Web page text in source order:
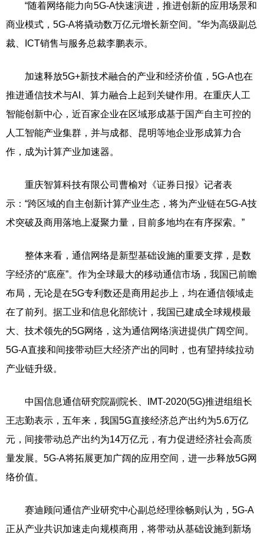
“随着网络能力向5G-A快速演进，推进创新的应用场景和
商业模式，5G-A将撬动数万亿元增长新空间。”华为高级副总
裁、ICT销售与服务总裁李鹏表示。
加速释放5G+新技术融合的产业和经济价值，5G-A也在
推进通信技术与AI、算力融合上起到关键作用。在重庆人工
智能创新中心，近百家企业在区域形成基于国产自主可控的
人工智能产业集群，并与成都、昆明等地企业形成算力合
作，成为计算产业加速器。
重庆智算科技有限公司曹榆对《证券日报》记者表
示：“跨区域的自主创新计算产业生态，将为产业链在5G-A技
术突破及商用落地上凝聚力量，目前多地均在有序探索。”
整体来看，通信网络是新型基础设施的重要支撑，是数
字经济的“底座”。作为全球最大的移动通信市场，我国已前瞻
布局，无论是在5G专利数还是商用起步上，均在通信领域走
在了前列。据工业和信息化部统计，我国已建成全球规模最
大、技术领先的5G网络，这为通信网络演进提供广阔空间。
5G-A直接和间接带动巨大经济产出的同时，也有望持续拉动
产业链升级。
中国信息通信研究院副院长、IMT-2020(5G)推进组组长
王志勤表示，五年来，我国5G直接经济总产出约为5.6万亿
元，间接带动总产出约为14万亿元，有力促进经济社会高质
量发展。5G-A将拓展更加广阔的应用空间，进一步释放5G网
络价值。
赛迪顾问通信产业研究中心副总经理徐畅则认为，5G-A
正从产业共识加速走向规模商用，将带动从基础设施到新场